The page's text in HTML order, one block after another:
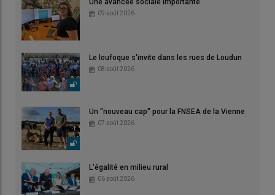
09 août 2026
Le loufoque s'invite dans les rues de Loudun
08 août 2026
Un "nouveau cap" pour la FNSEA de la Vienne
07 août 2026
L'égalité en milieu rural
06 août 2026